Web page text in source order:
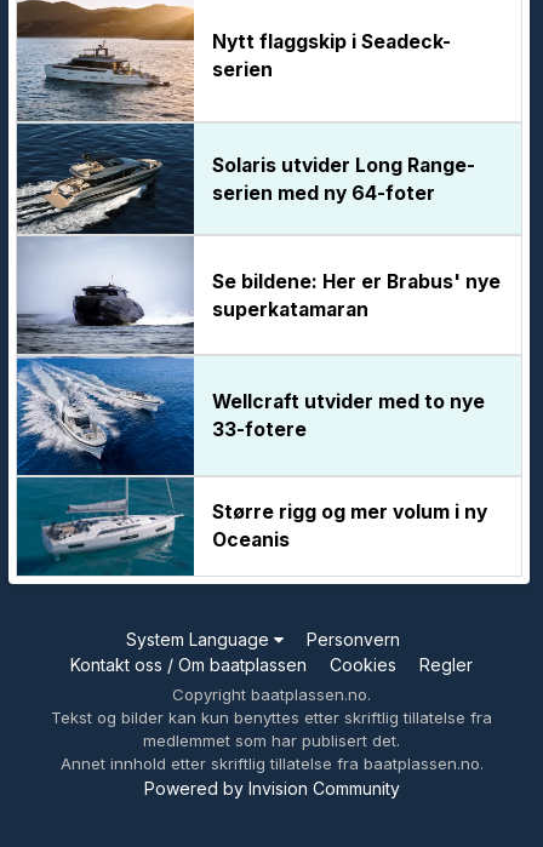
Nytt flaggskip i Seadeck-
serien
Solaris utvider Long Range-
serien med ny 64-foter
Se bildene: Her er Brabus' nye
superkatamaran
Wellcraft utvider med to nye
33-fotere
Større rigg og mer volum i ny
Oceanis
System Language
Personvern
Kontakt oss / Om baatplassen
Cookies Regler
Copyright baatplassen.no.
Tekst og bilder kan kun benyttes etter skriftlig tillatelse fra
medlemmet som har publisert det.
Annet innhold etter skriftlig tillatelse fra baatplassen.no.
Powered by Invision Community